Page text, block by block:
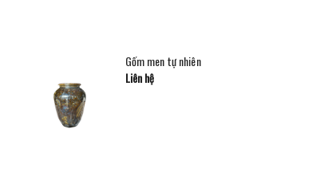
Gốm men tự nhiên
Liên hệ